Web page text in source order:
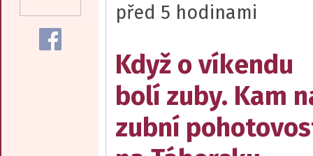
před 5 hodinami
Když o víkendu
bolí zuby. Kam
zubní